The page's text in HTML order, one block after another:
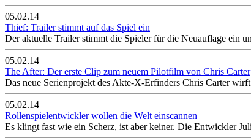
05.02.14
Thief: Trailer stimmt auf das Spiel ein
Der aktuelle Trailer stimmt die Spieler für die Neuauflage ein
05.02.14
The After: Der erste Clip zum neuem Pilotfilm von Chris Carter
Das neue Serienprojekt des Akte-X-Erfinders Chris Carter
05.02.14
Rollenspielentwickler wollen die Welt einscannen
Es klingt fast wie ein Scherz, ist aber keiner. Die Entwickler